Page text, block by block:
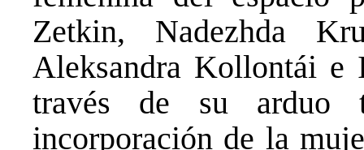
Zetkin, Nadezhda
Aleksandra Kollontái e
través de su arduo
incorporación de la